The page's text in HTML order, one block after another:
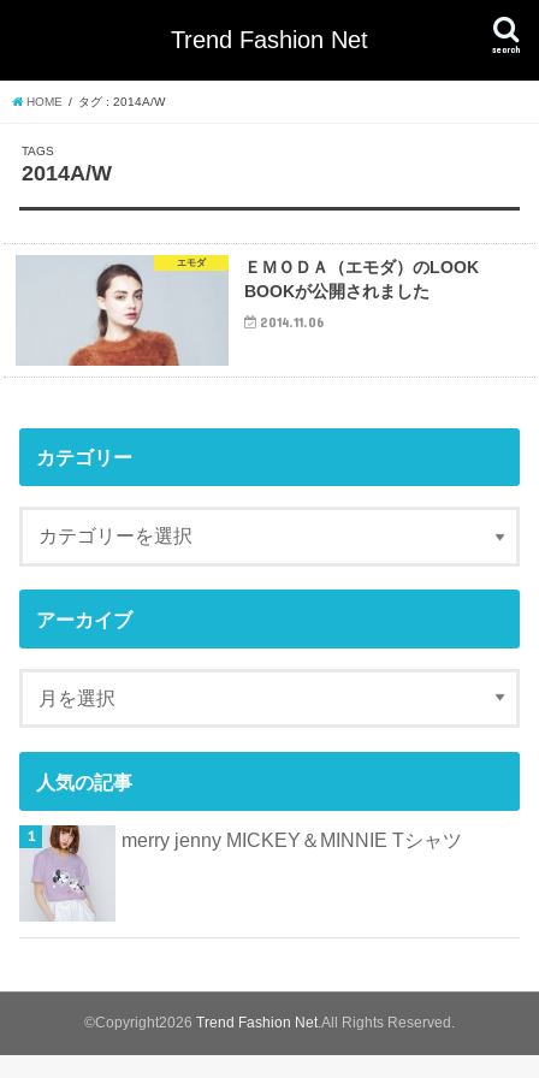
Trend Fashion Net search
HOME タグ : 2014A/W
2014A/W
エモダ
ＥＭＯＤＡ（エモダ）のLOOK
BOOKが公開されました
2014.11.06
カテゴリー
アーカイブ
人気の記事
merry jenny MICKEY＆MINNIE Tシャツ
©Copyright2026 Trend Fashion Net .All Rights Reserved.